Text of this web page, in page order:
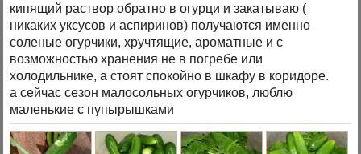
кипящий раствор обратно в огурци и закатываю (
никаких уксусов и аспиринов) получаются именно
соленые огурчики, хручтящие, ароматные и с
возможностью хранения не в погребе или
холодильнике, а стоят спокойно в шкафу в коридоре.
а сейчас сезон малосольных огурчиков, люблю
маленькие с пупырышками